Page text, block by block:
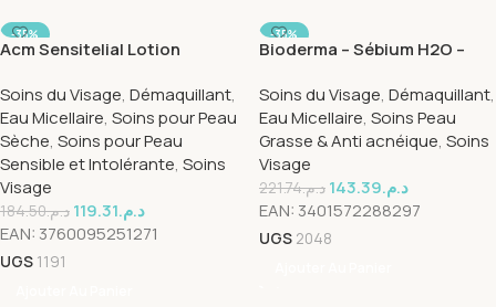
-35%
Acm Sensitelial Lotion
Soins du Visage, Démaquillant,
Eau Micellaire, Soins pour Peau
Sèche, Soins pour Peau
Sensible et Intolérante, Soins
Visage
د.م.184.50 د.م.119.31
EAN: 3760095251271
UGS 1191
-35%
Bioderma – Sébium H2O –
Soins du Visage, Démaquillant,
Eau Micellaire, Soins Peau
Grasse & Anti acnéique, Soins
Visage
د.م.221.74 د.م.143.39
EAN: 3401572288297
UGS 2048